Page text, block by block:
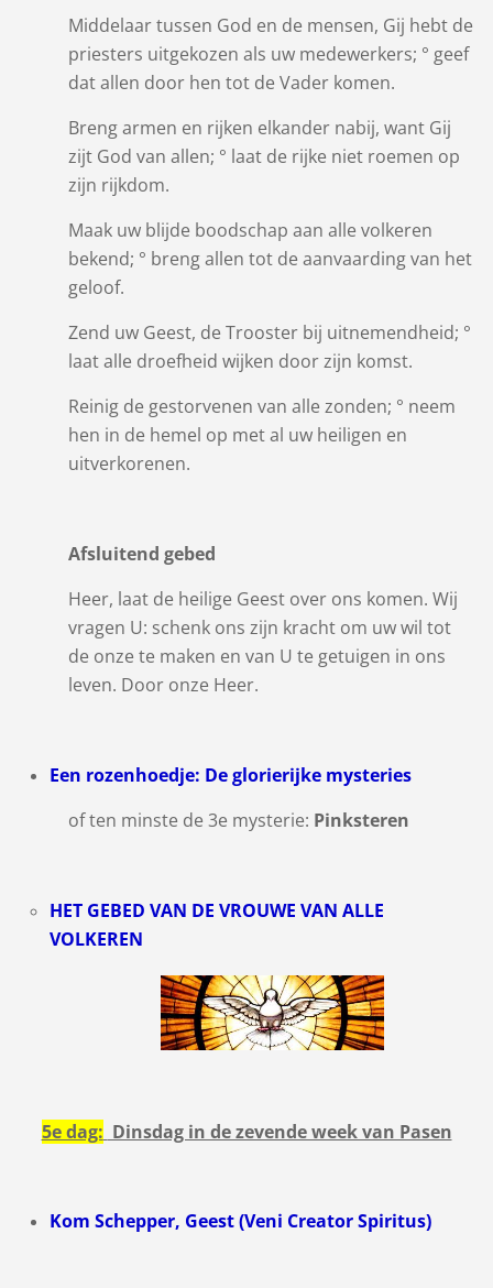
Middelaar tussen God en de mensen, Gij hebt de
priesters uitgekozen als uw medewerkers; ° geef
dat allen door hen tot de Vader komen.
Breng armen en rijken elkander nabij, want Gij
zijt God van allen; ° laat de rijke niet roemen op
zijn rijkdom.
Maak uw blijde boodschap aan alle volkeren
bekend; ° breng allen tot de aanvaarding van het
geloof.
Zend uw Geest, de Trooster bij uitnemendheid; °
laat alle droefheid wijken door zijn komst.
Reinig de gestorvenen van alle zonden; ° neem
hen in de hemel op met al uw heiligen en
uitverkorenen.
Afsluitend gebed
Heer, laat de heilige Geest over ons komen. Wij
vragen U: schenk ons zijn kracht om uw wil tot
de onze te maken en van U te getuigen in ons
leven. Door onze Heer.
Een rozenhoedje: De glorierijke mysteries
of ten minste de 3e mysterie: Pinksteren
HET GEBED VAN DE VROUWE VAN ALLE
VOLKEREN
5e dag: Dinsdag in de zevende week van Pasen
Kom Schepper, Geest (Veni Creator Spiritus)